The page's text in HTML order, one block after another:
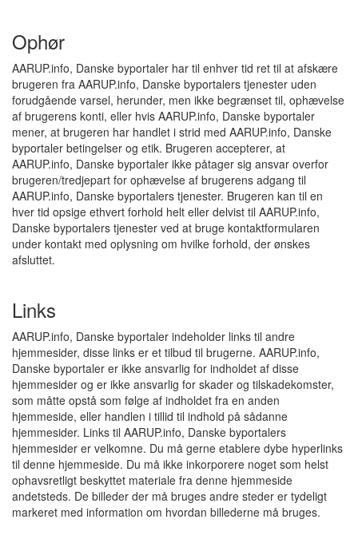
Ophør
AARUP.info, Danske byportaler har til enhver tid ret til at afskære
brugeren fra AARUP.info, Danske byportalers tjenester uden
forudgående varsel, herunder, men ikke begrænset til, ophævelse
af brugerens konti, eller hvis AARUP.info, Danske byportaler
mener, at brugeren har handlet i strid med AARUP.info, Danske
byportaler betingelser og etik. Brugeren accepterer, at
AARUP.info, Danske byportaler ikke påtager sig ansvar overfor
brugeren/tredjepart for ophævelse af brugerens adgang til
AARUP.info, Danske byportalers tjenester. Brugeren kan til en
hver tid opsige ethvert forhold helt eller delvist til AARUP.info,
Danske byportalers tjenester ved at bruge kontaktformularen
under kontakt med oplysning om hvilke forhold, der ønskes
afsluttet.
Links
AARUP.info, Danske byportaler indeholder links til andre
hjemmesider, disse links er et tilbud til brugerne. AARUP.info,
Danske byportaler er ikke ansvarlig for indholdet af disse
hjemmesider og er ikke ansvarlig for skader og tilskadekomster,
som måtte opstå som følge af indholdet fra en anden
hjemmeside, eller handlen i tillid til indhold på sådanne
hjemmesider. Links til AARUP.info, Danske byportalers
hjemmesider er velkomne. Du må gerne etablere dybe hyperlinks
til denne hjemmeside. Du må ikke inkorporere noget som helst
ophavsretligt beskyttet materiale fra denne hjemmeside
andetsteds. De billeder der må bruges andre steder er tydeligt
markeret med information om hvordan billederne må bruges.